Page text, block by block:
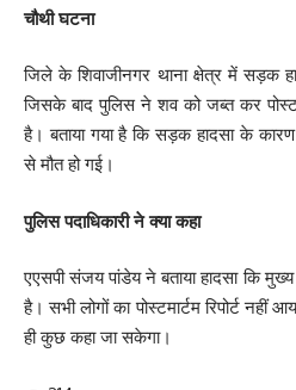
चौथी घटना
जिले के शिवाजीनगर थाना क्षेत्र में सड़क
जिसके बाद पुलिस ने शव को जब्त कर
है। बताया गया है कि सड़क हादसा के
से मौत हो गई।
पुलिस पदाधिकारी ने क्या कहा
एएसपी संजय पांडेय ने बताया हादसा कि
है। सभी लोगों का पोस्टमार्टम रिपोर्ट नहीं
ही कुछ कहा जा सकेगा।